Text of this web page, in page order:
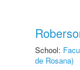
School:
de Rosana)